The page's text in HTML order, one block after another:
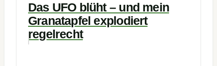
Das UFO blüht – und mein
Granatapfel explodiert
regelrecht